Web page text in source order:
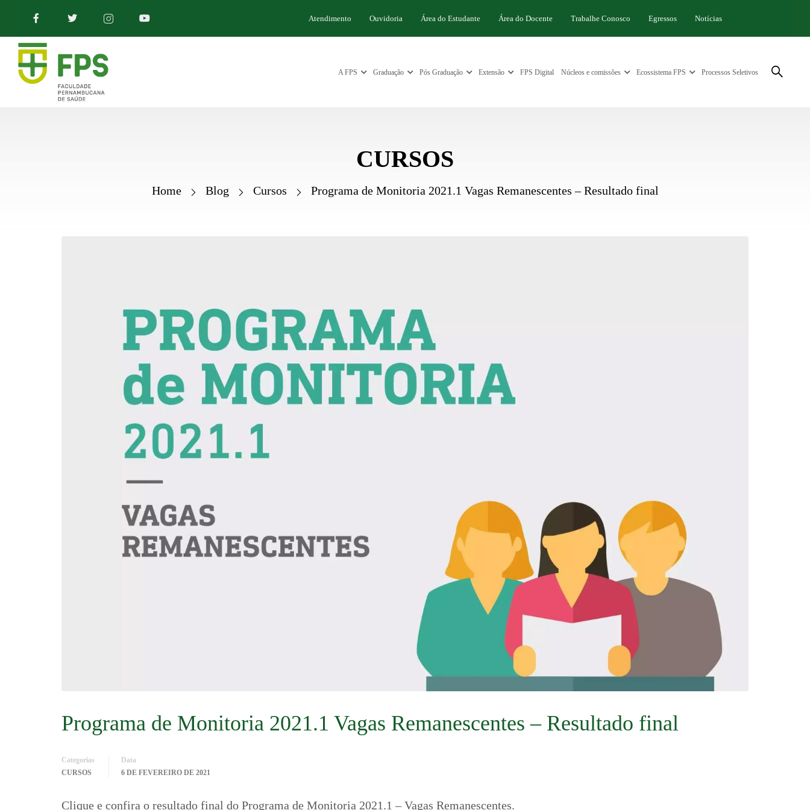
Atendimento Ouvidoria Área do Estudante Área do Docente Trabalhe Conosco Egressos Notícias
A FPS Graduação Pós Graduação Extensão FPS Digital Núcleos e comissões Ecossistema FPS Processos Seletivos
CURSOS
Home Blog Cursos Programa de Monitoria 2021.1 Vagas Remanescentes – Resultado final
Programa de Monitoria 2021.1 Vagas Remanescentes – Resultado final
Categorias
CURSOS
Data
6 DE FEVEREIRO DE 2021
Clique e confira o resultado final do Programa de Monitoria 2021.1 – Vagas Remanescentes.